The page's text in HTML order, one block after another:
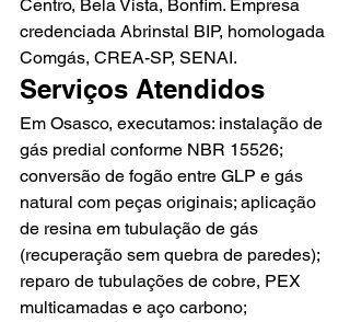
Centro, Bela Vista, Bonfim. Empresa
credenciada Abrinstal BIP, homologada
Comgás, CREA-SP, SENAI.
Serviços Atendidos
Em Osasco, executamos: instalação de
gás predial conforme NBR 15526;
conversão de fogão entre GLP e gás
natural com peças originais; aplicação
de resina em tubulação de gás
(recuperação sem quebra de paredes);
reparo de tubulações de cobre, PEX
multicamadas e aço carbono;